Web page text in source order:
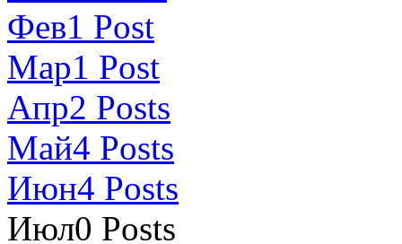
Фев1 Post
Мар1 Post
Апр2 Posts
Май4 Posts
Июн4 Posts
Июл0 Posts